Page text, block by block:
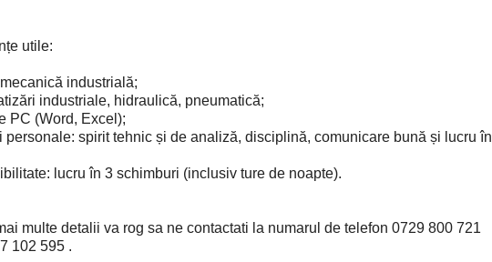
utile:
industrială;
industriale, hidraulică, pneumatică;
PC (Word, Excel);
personale: spirit tehnic și de analiză, disciplină, comunicare bună și lucru în
lucru în 3 schimburi (inclusiv ture de noapte).
multe detalii va rog sa ne contactati la numarul de telefon 0729 800 721
102 595 .